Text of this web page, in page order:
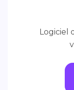
Logiciel